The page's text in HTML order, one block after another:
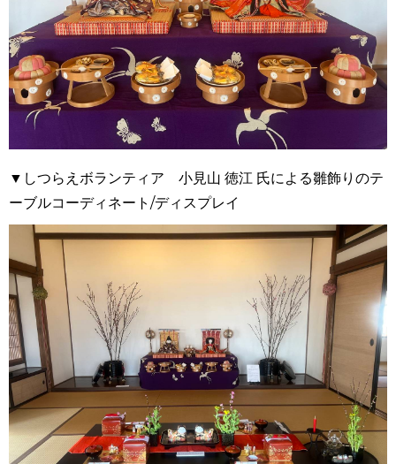
▼しつらえボランティア 小見山 徳江 氏による雛飾りのテ
ーブルコーディネート/ディスプレイ